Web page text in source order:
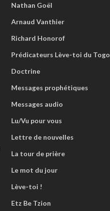
Nathan Goël
Arnaud Vanthier
Richard Honorof
Prédicateurs Lève-toi du Togo
Doctrine
Messages prophétiques
Messages audio
Lu/Vu pour vous
Lettre de nouvelles
La tour de prière
Le mot du jour
Lève-toi !
Etz Be Tzion